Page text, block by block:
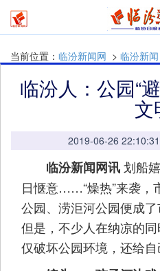
当前位置： 临汾新闻网 > 临汾新闻
临汾人：公园“
文
2019-06-26
临汾新闻网讯划船
日惬意……“燥热”来袭，
公园、涝洰河公园便成了
但是，不少人在纳凉的
仅破坏公园环境，还给自